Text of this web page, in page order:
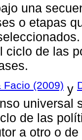
una
o etapas
ciclo de las
Facio (2009) y
universal
de las
a otro o